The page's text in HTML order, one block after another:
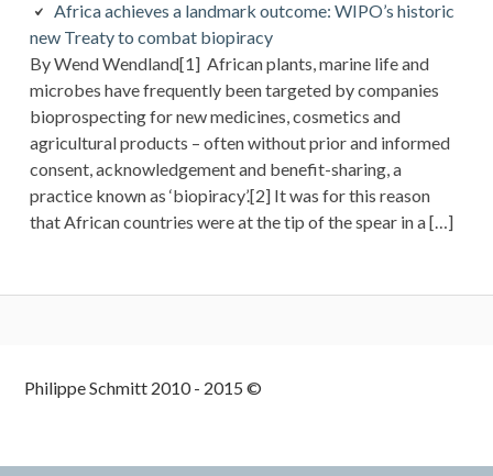
Africa achieves a landmark outcome: WIPO’s historic
new Treaty to combat biopiracy
By Wend Wendland[1] African plants, marine life and
microbes have frequently been targeted by companies
bioprospecting for new medicines, cosmetics and
agricultural products – often without prior and informed
consent, acknowledgement and benefit-sharing, a
practice known as ‘biopiracy’.[2] It was for this reason
that African countries were at the tip of the spear in a […]
Philippe Schmitt 2010 - 2015 ©